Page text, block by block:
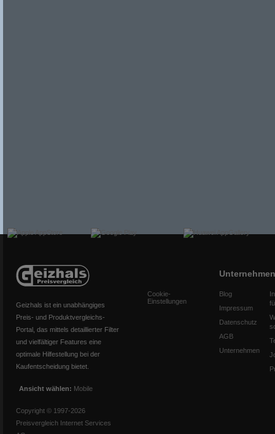
Geizhals ist ein unabhängiges
Preis- und Produktvergleichs-
Portal, das mittels detaillierter Filter
und vielfältiger Features eine
optimale Hilfestellung bei der
Kaufentscheidung bietet.
Ansicht wählen: Mobile
Copyright © 1997-2026
Preisvergleich Internet Services
Cookie-
Einstellungen
Unternehmen
Blog
Impressum
Datenschutz
AGB
Unternehmen